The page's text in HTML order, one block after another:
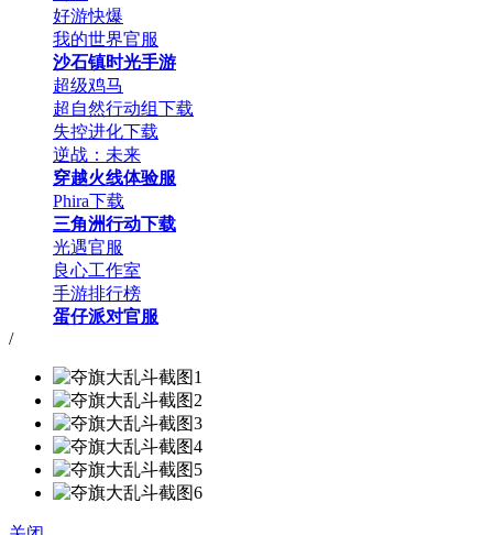
好游快爆
我的世界官服
沙石镇时光手游
超级鸡马
超自然行动组下载
失控进化下载
逆战：未来
穿越火线体验服
Phira下载
三角洲行动下载
光遇官服
良心工作室
手游排行榜
蛋仔派对官服
/